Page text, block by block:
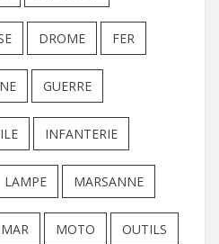
DROME FER
GUERRE
INFANTERIE
LAMPE MARSANNE
MOTO OUTILS